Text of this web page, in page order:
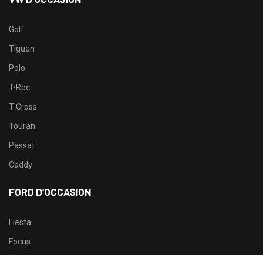
Golf
Tiguan
Polo
T-Roc
T-Cross
Touran
Passat
Caddy
FORD D’OCCASION
Fiesta
Focus